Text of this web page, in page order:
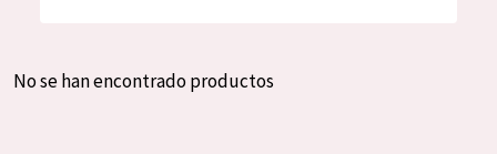
Spanish
No se han encontrado productos